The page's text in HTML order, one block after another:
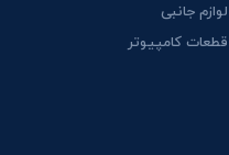
لوازم جانبی
قطعات کامپیوتر